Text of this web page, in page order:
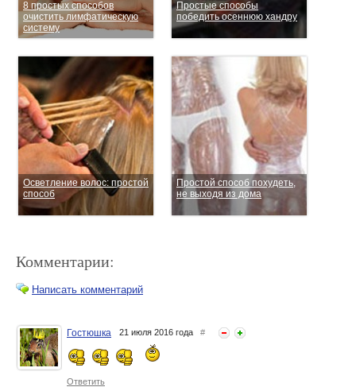
8 простых способов
очистить лимфатическую
систему
Простые способы
победить осеннюю хандру
Осветление волос: простой
способ
Простой способ похудеть,
не выходя из дома
Простые способы
побыстрее высушить
Комментарии:
Написать комментарий
Гостюшка 21 июля 2016 года #
Ответить